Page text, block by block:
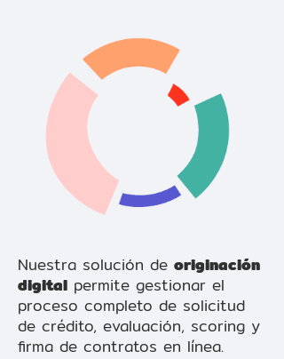
Nuestra solución de originación
digital permite gestionar el
proceso completo de solicitud
de crédito, evaluación, scoring y
firma de contratos en línea.